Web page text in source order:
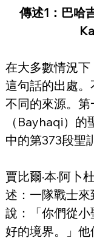
傳述1：巴哈
在大多數情況
這句話的出處
不同的來源。
（Bayhaqi）
中的第373段聖
賈比爾·本·阿
述：一隊戰士
說：「你們從
好的境界。」他